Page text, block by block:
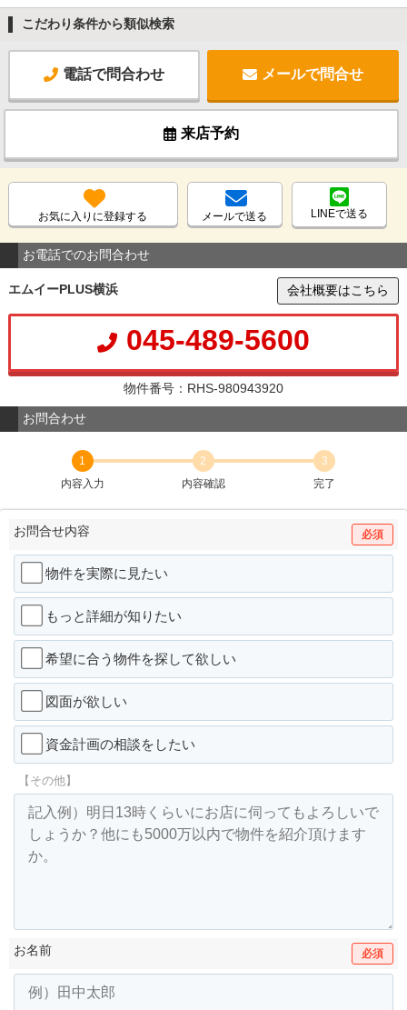
こだわり条件から類似検索
電話で問合わせ メールで問合せ
来店予約
お気に入りに登録する メールで送る LINEで送る
お電話でのお問合わせ
エムイーPLUS横浜 会社概要はこちら
045-489-5600
物件番号：RHS-980943920
お問合わせ
1
内容入力
2
内容確認
3
完了
お問合せ内容 必須
物件を実際に見たい
もっと詳細が知りたい
希望に合う物件を探して欲しい
図面が欲しい
資金計画の相談をしたい
【その他】
お名前 必須